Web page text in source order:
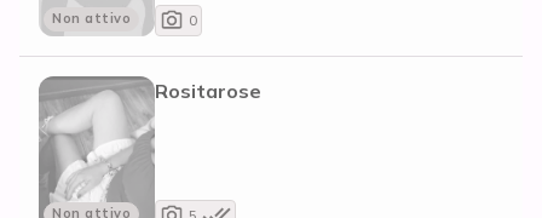
Non attivo 0
Non attivo
Rositarose